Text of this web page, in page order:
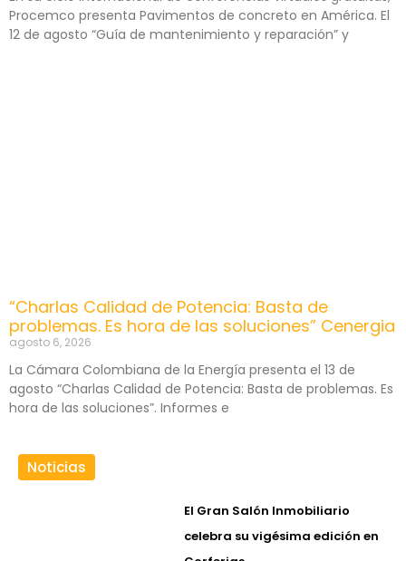
Procemco presenta Pavimentos de concreto en América. El
12 de agosto “Guía de mantenimiento y reparación” y
“Charlas Calidad de Potencia: Basta de
problemas. Es hora de las soluciones” Cenergia
agosto 6, 2026
La Cámara Colombiana de la Energía presenta el 13 de
agosto “Charlas Calidad de Potencia: Basta de problemas. Es
hora de las soluciones”. Informes e
Noticias
El Gran Salón Inmobiliario
celebra su vigésima edición en